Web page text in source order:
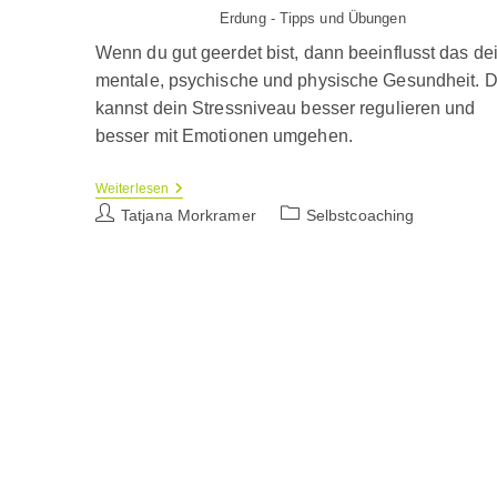
Erdung - Tipps und Übungen
Wenn du gut geerdet bist, dann beeinflusst das
mentale, psychische und physische Gesundheit.
kannst dein Stressniveau besser regulieren und
besser mit Emotionen umgehen.
Weiterlesen Erdung
Warum
Beitrags-
Tatjana Morkramer
Beitrags-
Selbstcoaching